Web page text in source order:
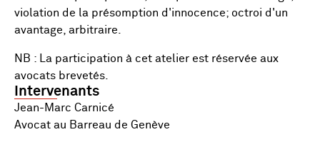
violation de la présomption d'innocence; octroi d'un
avantage, arbitraire.
NB : La participation à cet atelier est réservée aux
avocats brevetés.
Intervenants
Jean-Marc Carnicé
Avocat au Barreau de Genève